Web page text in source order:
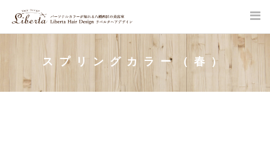
content
SITE SEARCH
スプリングカラー（春）